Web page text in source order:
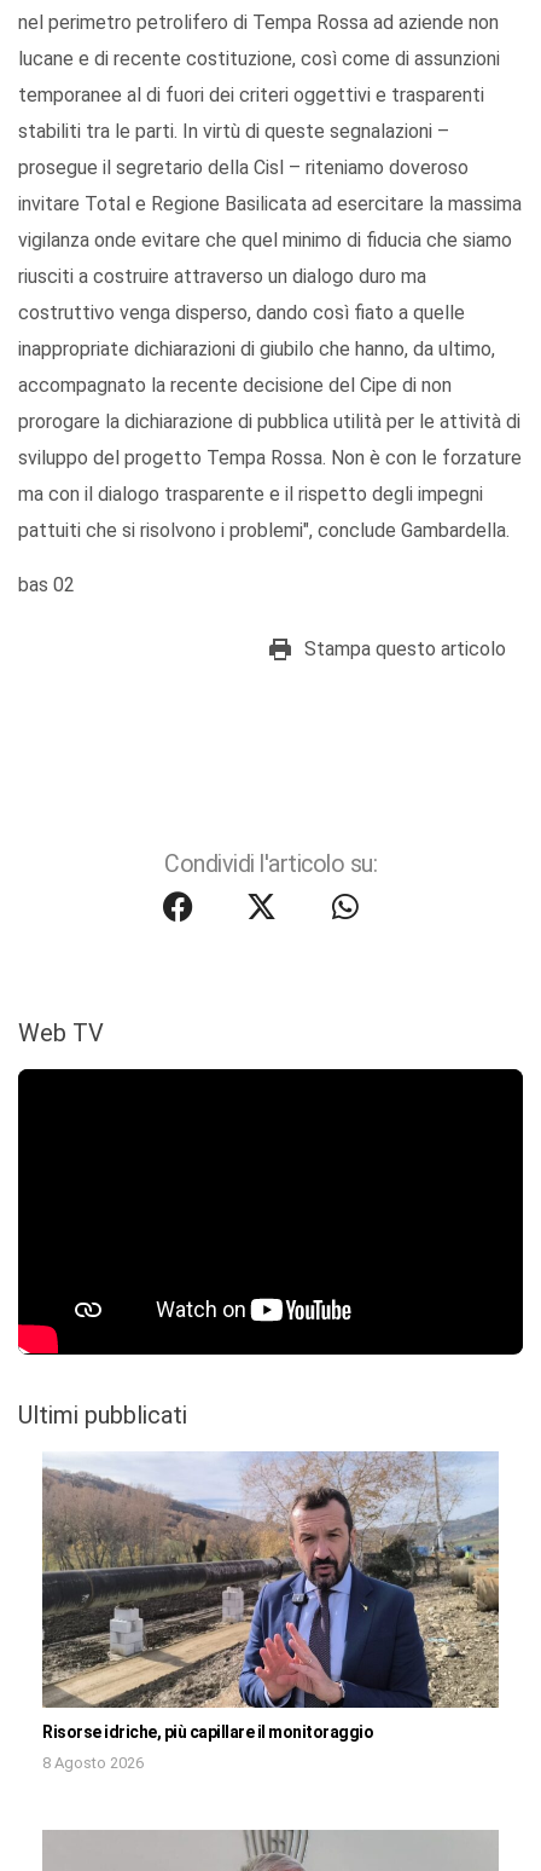
nel perimetro petrolifero di Tempa Rossa ad aziende non
lucane e di recente costituzione, così come di assunzioni
temporanee al di fuori dei criteri oggettivi e trasparenti
stabiliti tra le parti. In virtù di queste segnalazioni –
prosegue il segretario della Cisl – riteniamo doveroso
invitare Total e Regione Basilicata ad esercitare la massima
vigilanza onde evitare che quel minimo di fiducia che siamo
riusciti a costruire attraverso un dialogo duro ma
costruttivo venga disperso, dando così fiato a quelle
inappropriate dichiarazioni di giubilo che hanno, da ultimo,
accompagnato la recente decisione del Cipe di non
prorogare la dichiarazione di pubblica utilità per le attività di
sviluppo del progetto Tempa Rossa. Non è con le forzature
ma con il dialogo trasparente e il rispetto degli impegni
pattuiti che si risolvono i problemi", conclude Gambardella.
bas 02
Stampa questo articolo
Condividi l'articolo su:
Web TV
Ultimi pubblicati
Risorse idriche, più capillare il monitoraggio
8 Agosto 2026